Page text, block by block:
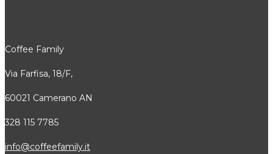
Coffee Family
Via Farfisa, 18/F,
60021 Camerano AN
328 115 7785
info@coffeefamily.it